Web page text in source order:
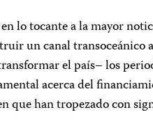
lo tocante a la mayor
un canal transoceánico
el país– los
acerca del
que han tropezado con